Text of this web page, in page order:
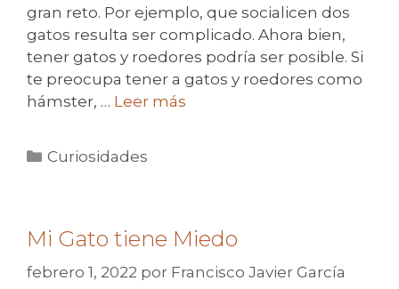
gran reto. Por ejemplo, que socialicen dos
gatos resulta ser complicado. Ahora bien,
tener gatos y roedores podría ser posible. Si
te preocupa tener a gatos y roedores como
hámster, … Leer más
Categorías
Curiosidades
Mi Gato tiene Miedo
febrero 1, 2022 por Francisco Javier García